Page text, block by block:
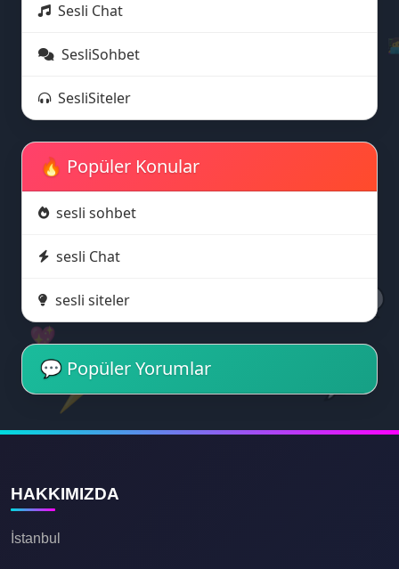
📝
🗨️
💖
⚡ 💬
💙
Sesli Chat
SesliSohbet
SesliSiteler
🔥 Popüler Konular
sesli sohbet
sesli Chat
sesli siteler
💬 Popüler Yorumlar
HAKKIMIZDA
İstanbul